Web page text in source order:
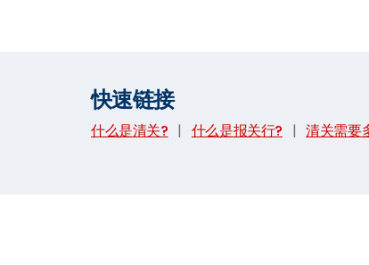
快速链接
什么是清关? | 什么是报关行? |清关需要